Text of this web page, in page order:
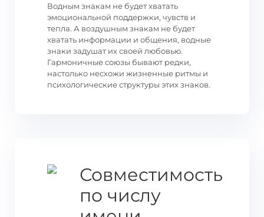
Водным знакам не будет хватать
эмоциональной поддержки, чувств и
тепла. А воздушным знакам не будет
хватать информации и общения, водные
знаки задушат их своей любовью.
Гармоничные союзы бывают редки,
настолько несхожи жизненные ритмы и
психологические структуры этих знаков.
Совместимость
по числу